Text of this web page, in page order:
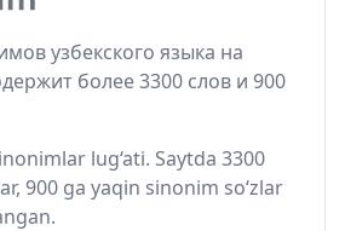
узбекского языка на
более 3300 слов и 900
lug‘ati. Saytda 3300
900 ga yaqin sinonim so‘zlar